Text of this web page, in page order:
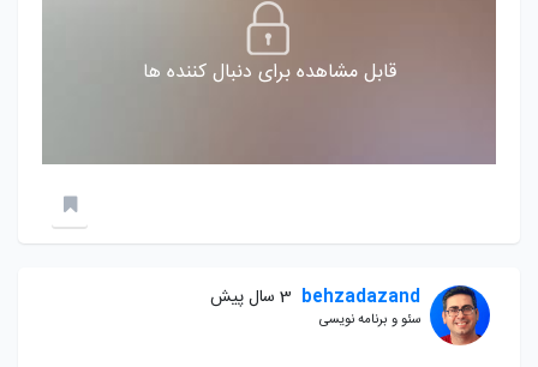
قابل مشاهده برای دنبال کننده ها
behzadazand 3 سال پیش
سئو و برنامه نویسی